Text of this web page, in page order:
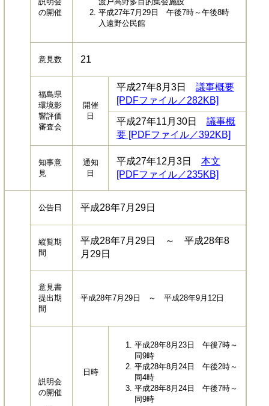
の開催
平成27年7月29日 午後7時～午後8時
入遠野公民館
意見数 21
福島県
環境影
響評価
審査会
開催
日
平成27年8月3日 議事概要
[PDFファイル／282KB]
平成27年11月30日 議事概
要 [PDFファイル／392KB]
知事意
見
通知
日
平成27年12月3日 本文
[PDFファイル／235KB]
公告日 平成28年7月29日
縦覧期
間
平成28年7月29日 ～ 平成28年8
月29日
意見書
提出期
間
平成28年7月29日 ～ 平成28年9月12日
説明会
の開催
日時
平成28年8月23日 午後7時～
同9時
平成28年8月24日 午後2時～
同4時
平成28年8月24日 午後7時～
同9時